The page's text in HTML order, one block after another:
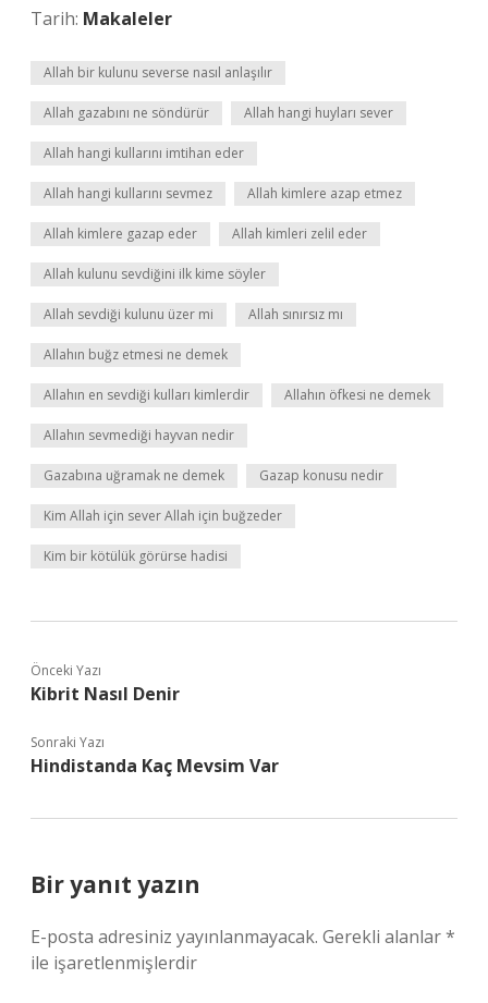
Tarih: Makaleler
Allah bir kulunu severse nasıl anlaşılır
Allah gazabını ne söndürür Allah hangi huyları sever
Allah hangi kullarını imtihan eder
Allah hangi kullarını sevmez Allah kimlere azap etmez
Allah kimlere gazap eder Allah kimleri zelil eder
Allah kulunu sevdiğini ilk kime söyler
Allah sevdiği kulunu üzer mi Allah sınırsız mı
Allahın buğz etmesi ne demek
Allahın en sevdiği kulları kimlerdir Allahın öfkesi ne demek
Allahın sevmediği hayvan nedir
Gazabına uğramak ne demek Gazap konusu nedir
Kim Allah için sever Allah için buğzeder
Kim bir kötülük görürse hadisi
Önceki Yazı
Kibrit Nasıl Denir
Sonraki Yazı
Hindistanda Kaç Mevsim Var
Bir yanıt yazın
E-posta adresiniz yayınlanmayacak. Gerekli alanlar*
ile işaretlenmişlerdir